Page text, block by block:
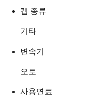
캡 종류
기타
변속기
오토
사용연료